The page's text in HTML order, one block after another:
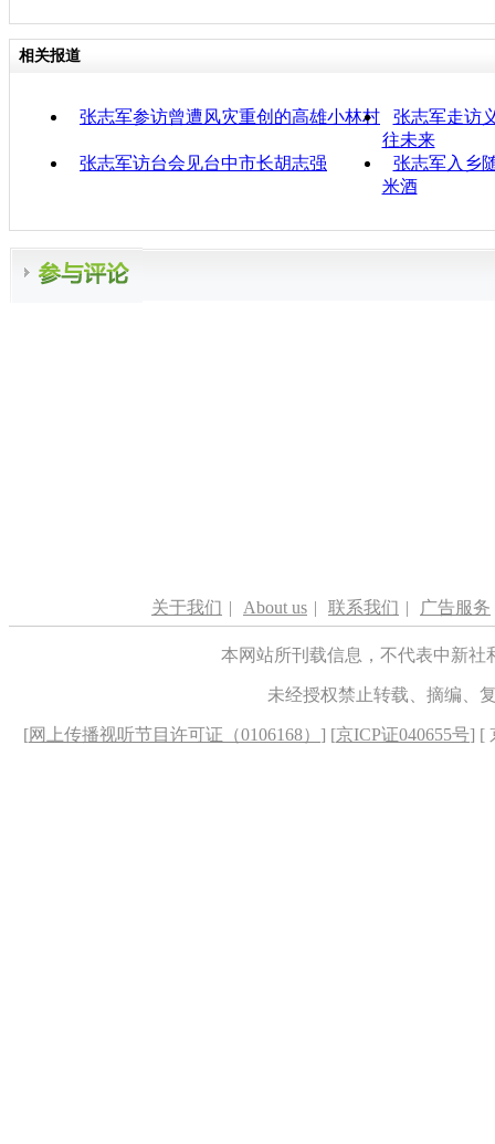
相关报道
张志军参访曾遭风灾重创的高雄小林村
张志军走访
往未来
张志军访台会见台中市长胡志强
张志军入乡
米酒
关于我们 | About us | 联系我们 | 广告服务
本网站所刊载信息，不代表中新
未经授权禁止转载、摘编、
[网上传播视听节目许可证（0106168） ] [京ICP证040655号] [